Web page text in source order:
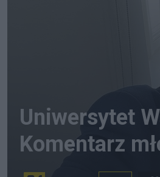
Uniwersytet
Komentarz